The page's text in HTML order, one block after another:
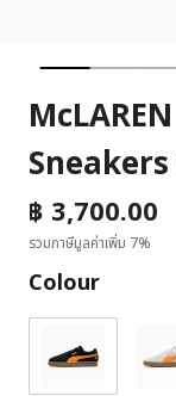
฿ 3,700.00
รวมภาษีมูลค่าเพิ่ม 7%
Colour